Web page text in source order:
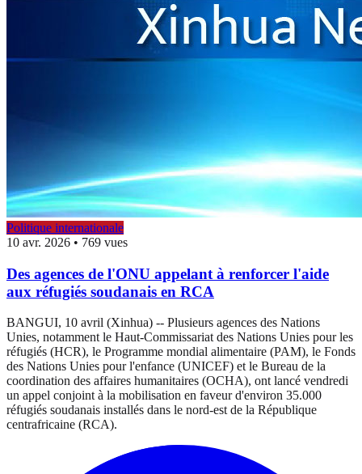
Politique internationale
10 avr. 2026 • 769 vues
Des agences de l'ONU appelant à renforcer l'aide
aux réfugiés soudanais en RCA
BANGUI, 10 avril (Xinhua) -- Plusieurs agences des Nations
Unies, notamment le Haut-Commissariat des Nations Unies pour les
réfugiés (HCR), le Programme mondial alimentaire (PAM), le Fonds
des Nations Unies pour l'enfance (UNICEF) et le Bureau de la
coordination des affaires humanitaires (OCHA), ont lancé vendredi
un appel conjoint à la mobilisation en faveur d'environ 35.000
réfugiés soudanais installés dans le nord-est de la République
centrafricaine (RCA).